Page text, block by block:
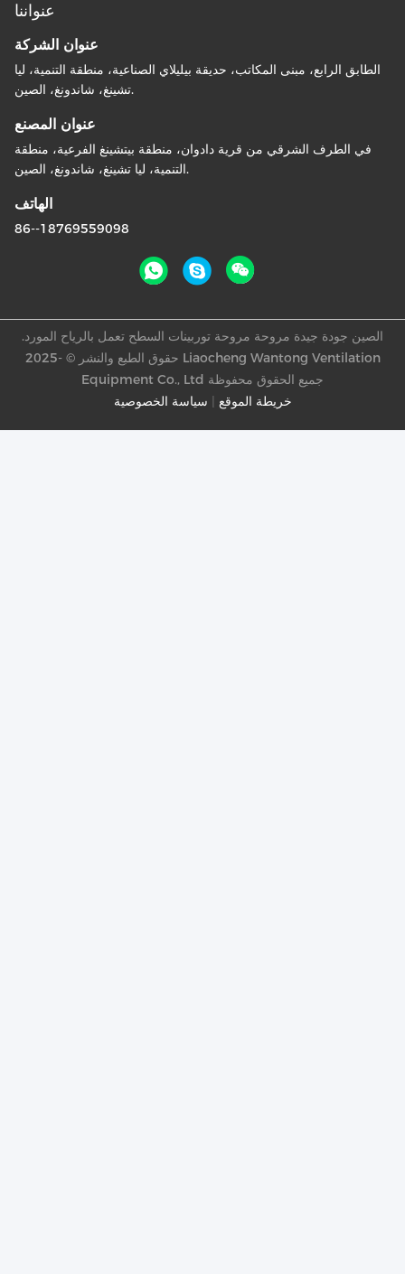
عنواننا
عنوان الشركة
الطابق الرابع، مبنى المكاتب، حديقة بيليلاي الصناعية، منطقة التنمية، ليا
تشينغ، شاندونغ، الصين.
عنوان المصنع
في الطرف الشرقي من قرية دادوان، منطقة بيتشينغ الفرعية، منطقة
التنمية، ليا تشينغ، شاندونغ، الصين.
الهاتف
86--18769559098
سياسة الخصوصية خريطة الموقع
الصين جودة جيدة مروحة مروحة توربينات السطح تعمل بالرياح المورد.
حقوق الطبع والنشر © -2025 Liaocheng Wantong Ventilation
Equipment Co., Ltd جميع الحقوق محفوظة